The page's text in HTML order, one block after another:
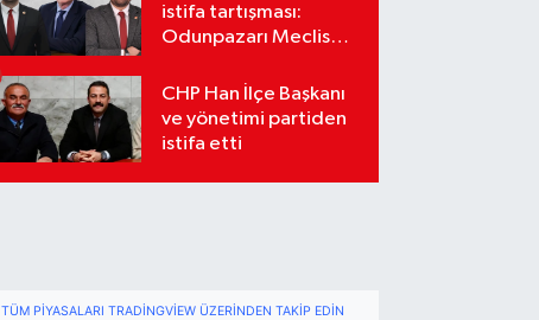
istifa tartışması:
Odunpazarı Meclis
medyada karşı karşıya
geldi
CHP Han İlçe Başkanı
ve yönetimi partiden
istifa etti
TÜM PIYASALARI TRADINGVIEW ÜZERINDEN TAKIP EDIN